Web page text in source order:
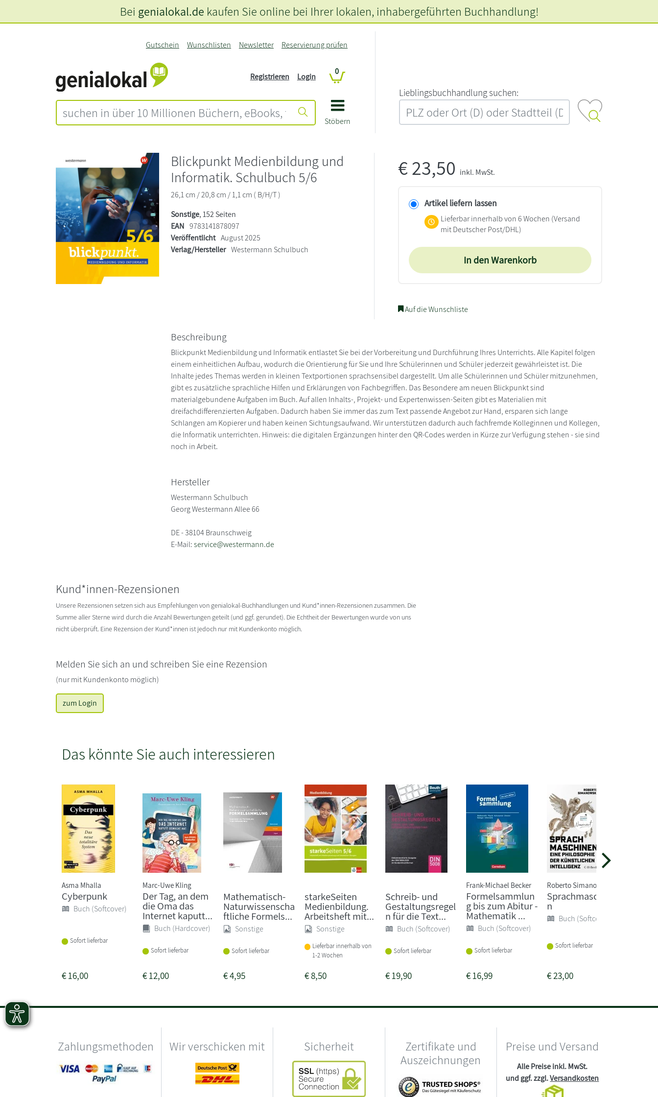
Stöbern
Gutschein Wunschlisten Newsletter Reservierung prüfen
Registrieren Login
0
L‍i‍e‍b‍l‍i‍n‍g‍s‍b‍u‍c‍h‍h‍a‍n‍d‍l‍u‍n‍g‍ ‍s‍u‍c‍h‍e‍n‍:‍
Bei genialokal.de kaufen Sie online bei Ihrer lokalen, inhabergeführten Buchhandlung!
Blickpunkt Medienbildung und
Informatik. Schulbuch 5/6
26,1 cm / 20,8 cm / 1,1 cm ( B/H/T )
Sonstige, 152 Seiten
EAN 9783141878097
Veröffentlicht August 2025
Verlag/Hersteller Westermann Schulbuch
€23,50 inkl. MwSt.
Artikel liefern lassen
Lieferbar innerhalb von 6 Wochen (Versand
mit Deutscher Post/DHL)
In den Warenkorb
Auf die Wunschliste
Beschreibung
Blickpunkt Medienbildung und Informatik entlastet Sie bei der Vorbereitung und Durchführung Ihres Unterrichts. Alle Kapitel folgen
einem einheitlichen Aufbau, wodurch die Orientierung für Sie und Ihre Schülerinnen und Schüler jederzeit gewährleistet ist. Die
Inhalte jedes Themas werden in kleinen Textportionen sprachsensibel dargestellt. Um alle Schülerinnen und Schüler mitzunehmen,
gibt es zusätzliche sprachliche Hilfen und Erklärungen von Fachbegriffen. Das Besondere am neuen Blickpunkt sind
materialgebundene Aufgaben im Buch. Auf allen Inhalts-, Projekt- und Expertenwissen-Seiten gibt es Materialien mit
dreifachdifferenzierten Aufgaben. Dadurch haben Sie immer das zum Text passende Angebot zur Hand, ersparen sich lange
Schlangen am Kopierer und haben keinen Sichtungsaufwand. Wir unterstützen dadurch auch fachfremde Kolleginnen und Kollegen,
die Informatik unterrichten. Hinweis: die digitalen Ergänzungen hinter den QR-Codes werden in Kürze zur Verfügung stehen - sie sind
noch in Arbeit.
Hersteller
Westermann Schulbuch
Georg Westermann Allee 66
DE - 38104 Braunschweig
E-Mail:service@westermann.de
Kund*innen-Rezensionen
Unsere Rezensionen setzen sich aus Empfehlungen von genialokal-Buchhandlungen und Kund*innen-Rezensionen zusammen. Die
Summe aller Sterne wird durch die Anzahl Bewertungen geteilt (und ggf. gerundet). Die Echtheit der Bewertungen wurde von uns
nicht überprüft. Eine Rezension der Kund*innen ist jedoch nur mit Kundenkonto möglich.
Melden Sie sich an und schreiben Sie eine Rezension
(nur mit Kundenkonto möglich)
zum Login
Das könnte Sie auch interessieren
Asma Mhalla
Cyberpunk
Buch (Softcover)
Sofort lieferbar
€16,00
Marc-Uwe Kling
Der Tag, an dem
die Oma das
Internet kaputt...
Buch (Hardcover)
Sofort lieferbar
€12,00
Mathematisch-
Naturwissenscha
ftliche Formels...
Sonstige
Sofort lieferbar
€4,95
starkeSeiten
Medienbildung.
Arbeitsheft mit...
Sonstige
Lieferbar innerhalb von
1-2 Wochen
€8,50
Schreib- und
Gestaltungsregel
n für die Text...
Buch (Softcover)
Sofort lieferbar
€19,90
Frank-Michael Becker
Formelsammlun
g bis zum Abitur -
Mathematik ...
Buch (Softcover)
Sofort lieferbar
€16,99
Roberto Simanowski
Sprachmaschine
n
Buch (Softcover)
Sofort lieferbar
€23,00
Zahlungsmethoden Wir verschicken mit Sicherheit
Zertifikate und
Auszeichnungen
Preise und Versand
Alle Preise inkl. MwSt.
und ggf. zzgl.Versandkosten